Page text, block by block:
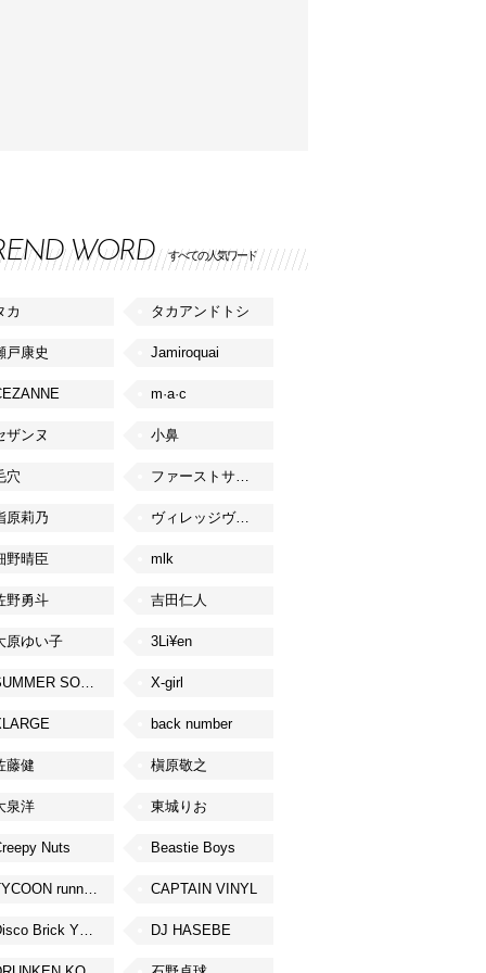
WORD すべての人気ワード
カ タカアンドトシ
戸康史 Jamiroquai
m·a·c
ザンヌ 小鼻
穴 ファーストサマーウイカ
原莉乃 ヴィレッジヴァンガード
野晴臣 mlk
野勇斗 吉田仁人
原ゆい子 3Li¥en
SUMMER SONIC X-girl
back number
藤健 槇原敬之
泉洋 東城りお
Nuts Beastie Boys
TYCOON running CAPTAIN VINYL
Disco Brick YOKOHAMA DJ HASEBE